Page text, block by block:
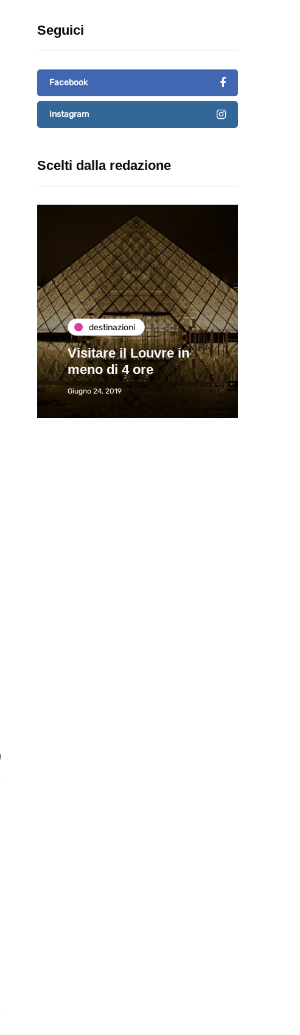
Seguici
Facebook
Instagram
Scelti dalla redazione
destinazioni
Visitare il Louvre in
meno di 4 ore
Giugno 24, 2019